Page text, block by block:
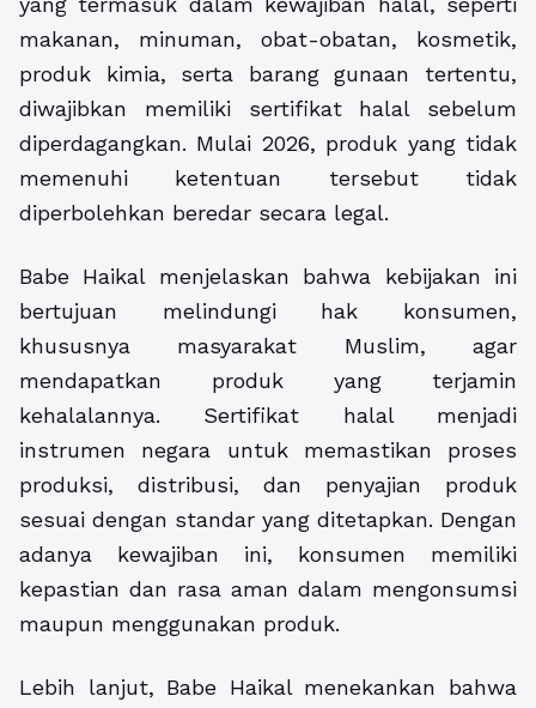
makanan, minuman, obat-obatan, kosmetik,
produk kimia, serta barang gunaan tertentu,
diwajibkan memiliki sertifikat halal sebelum
diperdagangkan. Mulai 2026, produk yang tidak
memenuhi ketentuan tersebut tidak
diperbolehkan beredar secara legal.
Babe Haikal menjelaskan bahwa kebijakan ini
bertujuan melindungi hak konsumen,
khususnya masyarakat Muslim, agar
mendapatkan produk yang terjamin
kehalalannya. Sertifikat halal menjadi
instrumen negara untuk memastikan proses
produksi, distribusi, dan penyajian produk
sesuai dengan standar yang ditetapkan. Dengan
adanya kewajiban ini, konsumen memiliki
kepastian dan rasa aman dalam mengonsumsi
maupun menggunakan produk.
Lebih lanjut, Babe Haikal menekankan bahwa